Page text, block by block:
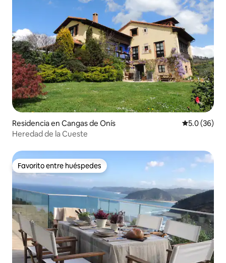
Residencia en Cangas de Onís Calificación
5.0 (36)
Heredad de la Cueste
Favorito entre huéspedes
Favorito entre huéspedes